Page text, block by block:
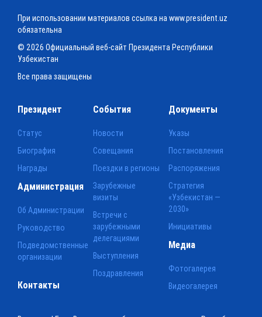
При использовании материалов ссылка на www.president.uz
обязательна
© 2026 Официальный веб-сайт Президента Республики
Узбекистан
Все права защищены
Президент
Статус
Биография
Награды
События
Новости
Совещания
Поездки в регионы
Зарубежные
визиты
Встречи с
зарубежными
делегациями
Выступления
Поздравления
Документы
Указы
Постановления
Распоряжения
Стратегия
«Узбекистан —
2030»
Инициативы
Администрация
Об Администрации
Руководство
Подведомственные
организации
Медиа
Фотогалерея
Видеогалерея
Контакты